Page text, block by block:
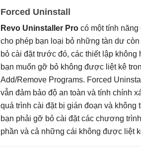
Forced Uninstall
Revo Uninstaller Pro có một tính
cho phép bạn loại bỏ những tàn dư
bỏ cài đặt trước đó, các thiết lập
bạn muốn gỡ bỏ không được liệt kê
Add/Remove Programs. Forced
vẫn đảm bảo độ an toàn và tính chính
quá trình cài đặt bị gián đoạn và
bạn phải gỡ bỏ cài đặt các chương
phần và cả những cái không được liệt